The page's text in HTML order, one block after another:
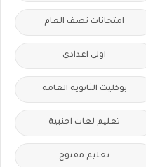
امتحانات نصف العام
اولى اعدادى
بوكليت الثانوية العامة
تعليم لغات اجنبية
تعليم مفتوح